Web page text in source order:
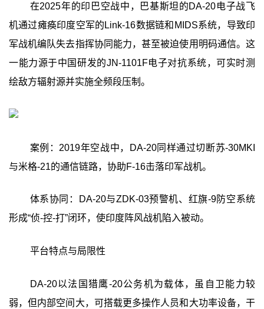
在2025年的印巴空战中，巴基斯坦的DA-20电子战飞
机通过瘫痪印度空军的Link-16数据链和MIDS系统，导致印
军战机编队失去指挥协同能力，甚至被迫使用明码通信。这
一能力源于中国研发的JN-1101F电子对抗系统，可实时测
绘敌方辐射源并实施全频段压制。
案例：2019年空战中，DA-20同样通过切断苏-30MKI
与米格-21的通信链路，协助F-16击落印军战机。
体系协同：DA-20与ZDK-03预警机、红旗-9防空系统
形成“侦-控-打”闭环，使印度阵风战机陷入被动。
平台特点与局限性
DA-20以法国猎鹰-20公务机为载体，虽自卫能力较
弱，但内部空间大，可搭载更多操作人员和大功率设备，干